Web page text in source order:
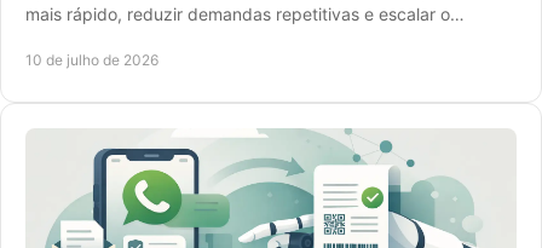
mais rápido, reduzir demandas repetitivas e escalar o
10 de julho de 2026